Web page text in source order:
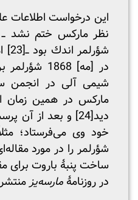
این درخواست اطلاعات
نظر مارکس ختم نشد
شؤرلمر اندك بود ــ[23]
در [مه] 1868
شیمی آلی در انجمن
مارکس در همین زمان
دید[24]
و بعد از آن
شؤرلمر را در مورد
ساخت پنبۀ باروت برای
در روزنامۀ مارسه‌یز